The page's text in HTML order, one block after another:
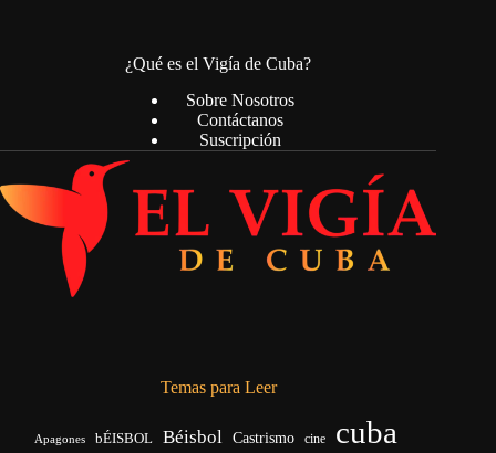
¿Qué es el Vigía de Cuba?
Sobre Nosotros
Contáctanos
Suscripción
Temas para Leer
Apagones bÉISBOL Béisbol Castrismo cine cuba